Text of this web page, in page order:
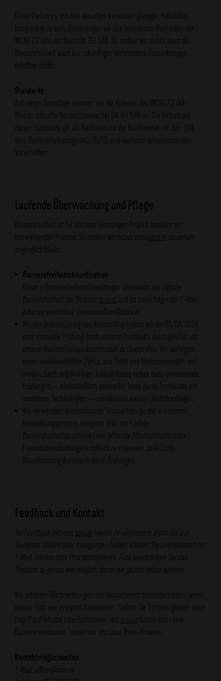
Unser Ziel ist es, mit den aktuellen Versionen gängiger Hilfsmittel
kompatibel zu sein. Dabei folgen wir den bewährten Methoden der
WCAG 2.2 und der Norm EN 301 549. So stellen wir sicher, dass die
Barrierefreiheit auch bei zukünftigen technischen Entwicklungen
erhalten bleibt.
Standards:
Auf dieser Grundlage wenden wir die Kriterien der WCAG 2.2 (AA-
Niveau, aktuelle Version) sowie der EN 301 549 an. Die Einhaltung
dieser Standards gilt als Nachweis für die Konformität mit dem EAA,
dem Barrierefreiheitsgesetz (BaFG) und weiteren entsprechenden
Vorschriften.
Laufende Überwachung und Pflege
Barrierefreiheit ist für uns kein einmaliges Projekt, sondern ein
fortwährender Prozess. So stellen wir sicher, dass
scra.at dauerhaft
zugänglich bleibt:
Barrierefreiheitskoordination
Unser:e Barrierefreiheitsbeauftragte überwacht die digitale
Barrierefreiheit der Website
scra.at und ist unter folgender E-Mail-
Adresse erreichbar: manuel.willam@scra.at
Mit der Unterstützung von AccessiWay haben wir am 30/04/2026
eine manuelle Prüfung durch externe Fachleute durchgeführt, um
unsere Barrierefreiheitskonformität zu überprüfen. Wir verfolgen
einen kontinuierlichen Zyklus aus Tests und Verbesserungen und
stellen durch regelmäßige Unterstützung sicher, dass umfassende
Prüfungen — einschließlich manueller Tests durch Fachkräfte mit
assistiven Technologien — mindestens einmal jährlich erfolgen.
Wir verwenden automatisierte Testwerkzeuge, die in unseren
Entwicklungsprozess integriert sind, um häufige
Barrierefreiheitsprobleme (wie fehlende Alternativtexte oder
Formularbeschriftungen) schnell zu erkennen. Jede Code-
Aktualisierung durchläuft diese Prüfungen.
Feedback und Kontakt
Ihr Feedback hilft uns, scra.at weiter zu verbessern. Wenn Sie auf
Barrieren stoßen oder Anregungen haben, können Sie uns jederzeit per
E-Mail, Telefon oder Post kontaktieren. Bitte beschreiben Sie das
Problem so genau wie möglich, damit wir gezielt helfen können.
Wir schätzen Rückmeldungen von Nutzer:innen besonders dann, wenn
etwas nicht wie erwartet funktioniert. Sollten Sie Schwierigkeiten beim
Zugriff auf Inhalte oder Funktionen von
scra.at haben oder eine
Barriere entdecken, freuen wir uns über Ihren Hinweis.
Kontaktmöglichkeiten:
E-Mail: office@scra.at